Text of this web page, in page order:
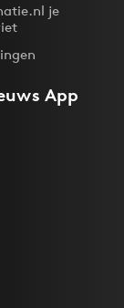
je
App